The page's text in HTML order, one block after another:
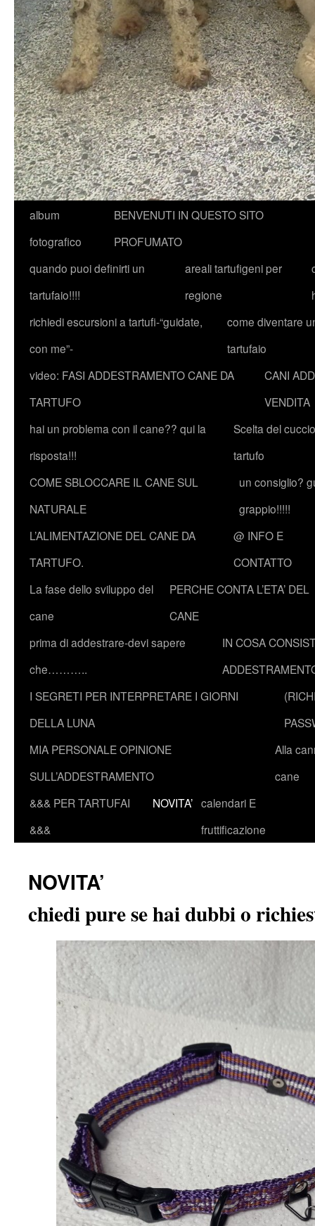
album
fotografico
BENVENUTI IN QUESTO SITO
PROFUMATO
quando puoi definirti un
tartufaio!!!!
areali tartufigeni per
regione
richiedi escursioni a tartufi-“guidate,
con me”-
come diventare
tartufaio
video: FASI ADDESTRAMENTO CANE DA
TARTUFO
CANI
VENDITA
hai un problema con il cane?? qui la
risposta!!!
Scelta del
tartufo
COME SBLOCCARE IL CANE SUL
NATURALE
un consiglio?
grappio!!!!!
L’ALIMENTAZIONE DEL CANE DA
TARTUFO.
@ INFO E
CONTATTO
La fase dello sviluppo del
cane
PERCHE CONTA L’ETA’ DEL
CANE
prima di addestrare-devi sapere
che………..
IN COSA
I SEGRETI PER INTERPRETARE I GIORNI
DELLA LUNA
MIA PERSONALE OPINIONE
SULL’ADDESTRAMENTO
Alla
cane
&&& PER TARTUFAI
&&&
NOVITA’ calendari E
fruttificazione
NOVITA’
chiedi pure se hai dubbi o